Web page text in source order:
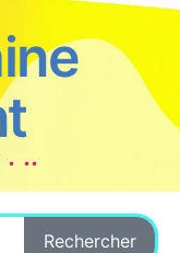
. ..
Rechercher